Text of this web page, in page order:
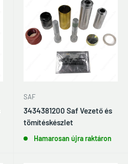
SAF
3434381200 Saf Vezető és
tömítéskészlet
Hamarosan újra raktáron